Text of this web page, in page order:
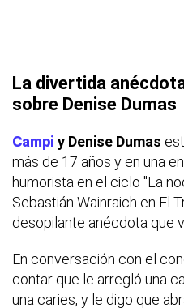
La divertida
sobre Denise Dumas
Campi y Denise Dumas
más de 17 años y en una
humorista en el ciclo "La
Sebastián Wainraich en El
desopilante anécdota que
En conversación con el
contar que le arregló una
una caries, y le digo que